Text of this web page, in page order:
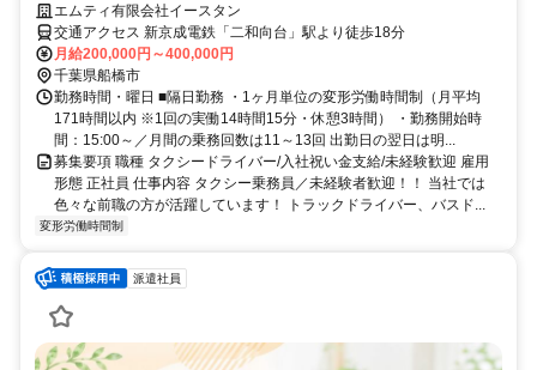
実★未経験大歓迎
エムティ有限会社イースタン
交通アクセス 新京成電鉄「二和向台」駅より徒歩18分
月給200,000円～400,000円
千葉県船橋市
勤務時間・曜日 ■隔日勤務 ・1ヶ月単位の変形労働時間制（月平均
171時間以内 ※1回の実働14時間15分・休憩3時間） ・勤務開始時
間：15:00～／月間の乗務回数は11～13回 出勤日の翌日は明...
募集要項 職種 タクシードライバー/入社祝い金支給/未経験歓迎 雇用
形態 正社員 仕事内容 タクシー乗務員／未経験者歓迎！！ 当社では
色々な前職の方が活躍しています！ トラックドライバー、バスド...
変形労働時間制
派遣社員